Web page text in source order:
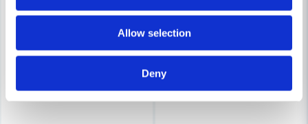
Allow selection
Deny